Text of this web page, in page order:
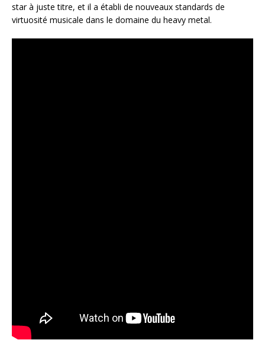
star à juste titre, et il a établi de nouveaux standards de
virtuosité musicale dans le domaine du heavy metal.